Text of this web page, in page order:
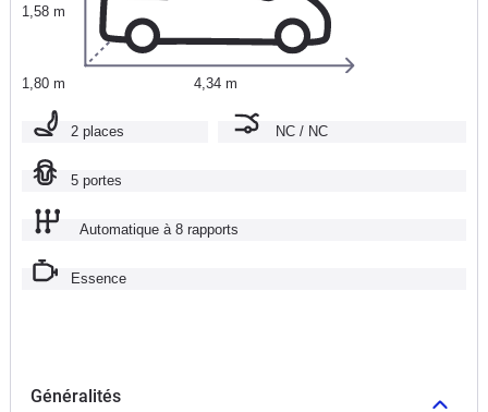
1,58 m
1,80 m 4,34 m
2 places NC / NC
5 portes
Automatique à 8 rapports
Essence
Généralités